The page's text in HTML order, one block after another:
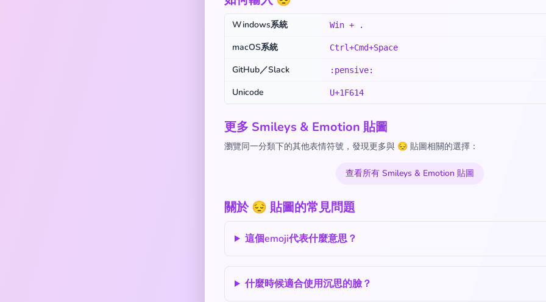
Windows系統 Win + .
macOS系統 Ctrl+Cmd+Space
GitHub／Slack :pensive:
Unicode U+1F614
更多 Smileys & Emotion 貼圖
瀏覽同一分類下的其他表情符號，發現更多與 😔 貼圖相關的選擇：
查看所有 Smileys & Emotion 貼圖
關於 😔 貼圖的常見問題
這個emoji代表什麼意思？
什麼時候適合使用沉思的臉？